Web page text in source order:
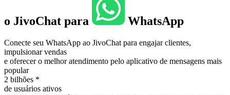
o JivoChat para WhatsApp
Conecte seu WhatsApp ao JivoChat para engajar clientes,
impulsionar vendas
e oferecer o melhor atendimento pelo aplicativo de mensagens mais
popular
2 bilhões *
de usuários ativos